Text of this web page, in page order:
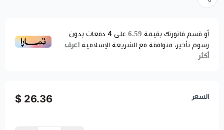
أو قسم فاتورتك بقيمة 6.59 على 4 دفعات بدون
رسوم تأخير، متوافقة مع الشريعة الإسلامية اعرف
أكثر
السعر 26.36 $